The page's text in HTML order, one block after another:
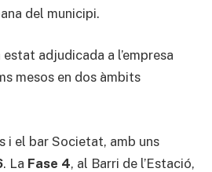
del municipi.
estat adjudicada a l’empresa
mesos en dos àmbits
i el bar Societat, amb uns
. La Fase 4, al Barri de l’Estació,